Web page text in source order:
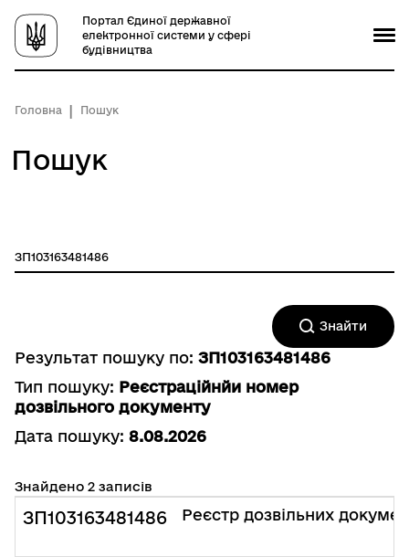
Портал Єдиної державної
електронної системи у сфері
будівництва
Головна Пошук
Пошук
Знайти
Результат пошуку по: ЗП103163481486
Тип пошуку: Реєстраційнйи номер
дозвільного документу
Дата пошуку: 8.08.2026
Знайдено 2 записів
ЗП103163481486 Реєстр дозвільних